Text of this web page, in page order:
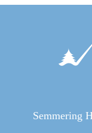
Semmering